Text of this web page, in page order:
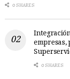
0 SHARES
empresas,
0 SHARES